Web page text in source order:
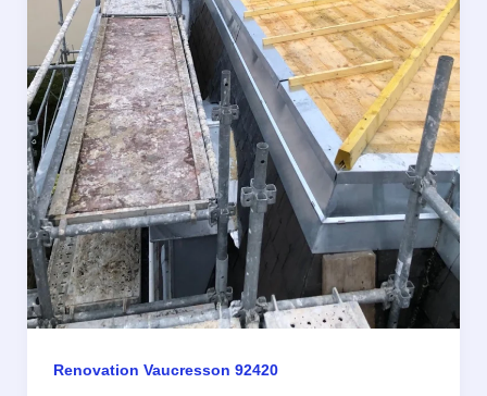
Renovation Vaucresson 92420